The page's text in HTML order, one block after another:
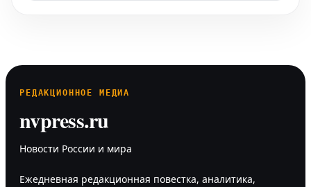
РЕДАКЦИОННОЕ МЕДИА
nvpress.ru
Новости России и мира
Ежедневная редакционная повестка, аналитика,